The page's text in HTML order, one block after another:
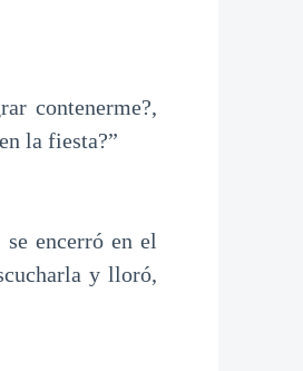
contenerme?,
la fiesta?”
encerró en el
y lloró,